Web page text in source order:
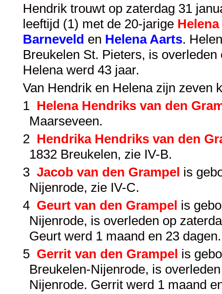
Hendrik trouwt op zaterdag 31
leeftijd (1) met de 20-jarige
Barneveld en Helena Aarts.
Breukelen St. Pieters, is
Helena werd 43 jaar.
Van Hendrik en Helena zijn zeven
1 Helena Hendriks van den
Maarseveen.
2 Hendrika Hendriks van den
1832 Breukelen, zie IV-B.
3 Jacob van den Grampel is
Nijenrode, zie IV-C.
4 Geurt van den Grampel is
Nijenrode, is overleden op
Geurt werd 1 maand en 23 dagen.
5 Gerrit van den Grampel is
Breukelen-Nijenrode, is
Nijenrode. Gerrit werd 1 maand